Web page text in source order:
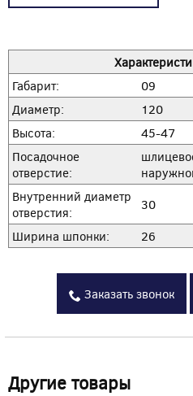
Габарит:
09
Диаметр:
120
Высота:
45-47
Посадочное
отверстие:
Внутренний диаметр
отверстия:
30
Ширина шпонки:
26
Заказать звонок
Другие товары